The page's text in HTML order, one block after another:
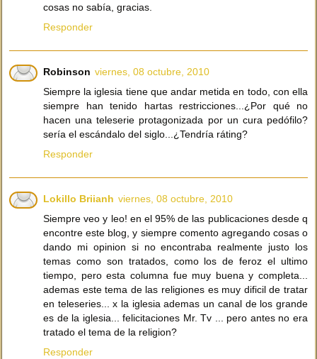
cosas no sabía, gracias.
Responder
Robinson viernes, 08 octubre, 2010
Siempre la iglesia tiene que andar metida en todo, con ella
siempre han tenido hartas restricciones...¿Por qué no
hacen una teleserie protagonizada por un cura pedófilo?
sería el escándalo del siglo...¿Tendría ráting?
Responder
Lokillo Briianh viernes, 08 octubre, 2010
Siempre veo y leo! en el 95% de las publicaciones desde q
encontre este blog, y siempre comento agregando cosas o
dando mi opinion si no encontraba realmente justo los
temas como son tratados, como los de feroz el ultimo
tiempo, pero esta columna fue muy buena y completa...
ademas este tema de las religiones es muy dificil de tratar
en teleseries... x la iglesia ademas un canal de los grande
es de la iglesia... felicitaciones Mr. Tv ... pero antes no era
tratado el tema de la religion?
Responder